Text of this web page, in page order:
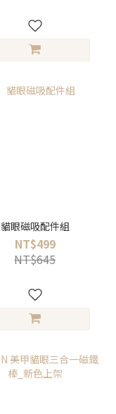
貓眼磁吸配件組
NT$499
NT$645